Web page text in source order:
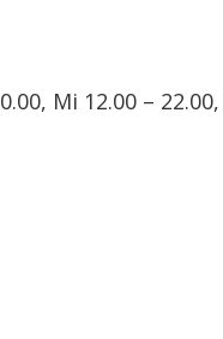
Mi 12.00 –